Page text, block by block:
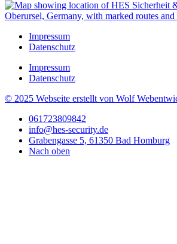
Impressum
Datenschutz
Impressum
Datenschutz
© 2025 Webseite erstellt von Wolf
061723809842
info@hes-security.de
Grabengasse 5, 61350 Bad Homburg
Nach oben